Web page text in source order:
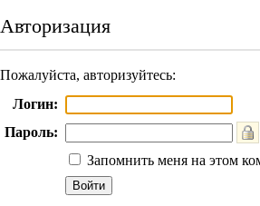
Авторизация
Пожалуйста, авторизуйтесь:
Логин:
Пароль:
Запомнить меня на этом